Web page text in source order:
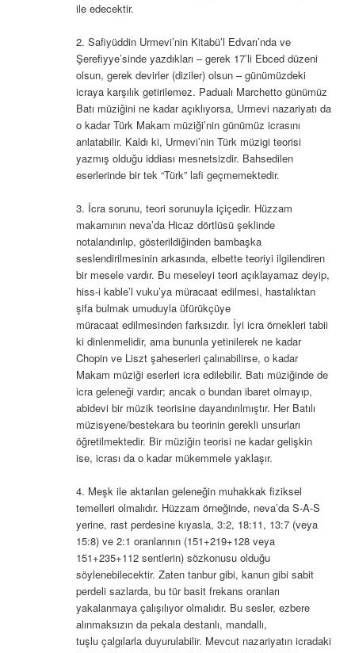
ile edecektir.
2. Safiyüddin Urmevi’nin Kitabü’l Edvarı’nda ve
Şerefiyye’sinde yazdıkları – gerek 17’li Ebced düzeni
olsun, gerek devirler (diziler) olsun – günümüzdeki
icraya karşılık getirilemez. Padualı Marchetto günümüz
Batı müziğini ne kadar açıklıyorsa, Urmevi nazariyatı da
o kadar Türk Makam müziği’nin günümüz icrasını
anlatabilir. Kaldı ki, Urmevi’nin Türk müzigi teorisi
yazmış olduğu iddiası mesnetsizdir. Bahsedilen
eserlerinde bir tek “Türk” lafi geçmemektedir.
3. İcra sorunu, teori sorunuyla içiçedir. Hüzzam
makamının neva’da Hicaz dörtlüsü şeklinde
notalandırılıp, gösterildiğinden bambaşka
seslendirilmesinin arkasında, elbette teoriyi ilgilendiren
bir mesele vardır. Bu meseleyi teori açıklayamaz deyip,
hiss-i kable’l vuku’ya müracaat edilmesi, hastalıktan
şifa bulmak umuduyla üfürükçüye
müracaat edilmesinden farksızdır. İyi icra örnekleri tabii
ki dinlenmelidir, ama bununla yetinilerek ne kadar
Chopin ve Liszt şaheserleri çalınabilirse, o kadar
Makam müziği eserleri icra edilebilir. Batı müziğinde de
icra geleneği vardır; ancak o bundan ibaret olmayıp,
abidevi bir müzik teorisine dayandırılmıştır. Her Batılı
müzisyene/bestekara bu teorinin gerekli unsurları
öğretilmektedir. Bir müziğin teorisi ne kadar gelişkin
ise, icrası da o kadar mükemmele yaklaşır.
4. Meşk ile aktarılan geleneğin muhakkak fiziksel
temelleri olmalıdır. Hüzzam örneğinde, neva’da S-A-S
yerine, rast perdesine kıyasla, 3:2, 18:11, 13:7 (veya
15:8) ve 2:1 oranlarının (151+219+128 veya
151+235+112 sentlerin) sözkonusu olduğu
söylenebilecektir. Zaten tanbur gibi, kanun gibi sabit
perdeli sazlarda, bu tür basit frekans oranları
yakalanmaya çalışılıyor olmalıdır. Bu sesler, ezbere
alınmaksızın da pekala destanlı, mandallı,
tuşlu çalgılarla duyurulabilir. Mevcut nazariyatın icradaki